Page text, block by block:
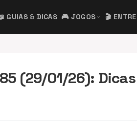
GUIAS & DICAS 🎮 JOGOS expand_more 🎬
(29/01/26):